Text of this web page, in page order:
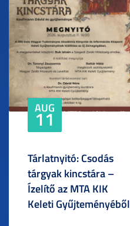
AUG
11
Tárlatnyitó: Csodás
tárgyak kincstára –
Ízelítő az MTA KIK
Keleti Gyűjteményéből